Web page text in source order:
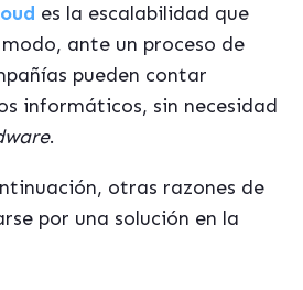
es la escalabilidad que
ante un proceso de
pueden contar
informáticos, sin necesidad
.
otras razones de
por una solución en la